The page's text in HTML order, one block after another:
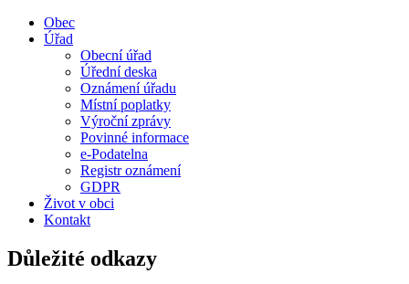
Obec
Úřad
Obecní úřad
Úřední deska
Oznámení úřadu
Místní poplatky
Výroční zprávy
Povinné informace
e-Podatelna
Registr oznámení
GDPR
Život v obci
Kontakt
Důležité odkazy